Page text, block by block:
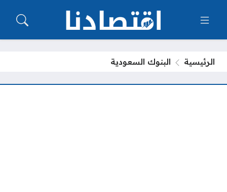
الرئيسية البنوك السعودية